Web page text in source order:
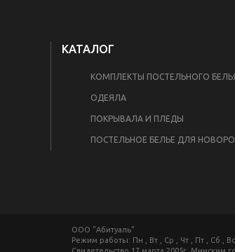
КАТАЛОГ
КОМПЛЕКТЫ ПОСТЕЛЬНОГО
ОДЕЯЛА
ПОКРЫВАЛА И ПЛЕДЫ
ООО "Абитуаль"
Режим работы: Пн , Вт , Ср , Чт , Пт , Сб , Вс